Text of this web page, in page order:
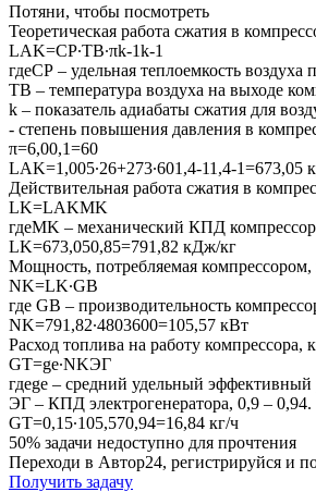
Потяни, чтобы посмотреть
Теоретическая работа сжатия в
LAK=CP∙TB∙πk-1k-1
гдеСР – удельная теплоемкость
ТВ – температура воздуха на выходе
k – показатель адиабаты сжатия для
- степень повышения давления в
π=6,00,1=60
LAK=1,005∙26+273∙601,4-11,4-1=673,05
Действительная работа сжатия в
LK=LAKMK
гдеMK – механический КПД
LK=673,050,85=791,82 кДж/кг
Мощность, потребляемая компрессором,
NK=LK∙GB
где GB – производительность
NK=791,82∙4803600=105,57 кВт
Расход топлива на работу компрессора,
GT=ge∙NKЭГ
гдеge – средний удельный эффективный
ЭГ – КПД электрогенератора, 0,9 – 0,94.
GT=0,15∙105,570,94=16,84 кг/ч
50% задачи недоступно для прочтения
Переходи в Автор24, регистрируйся и
Получить задачу